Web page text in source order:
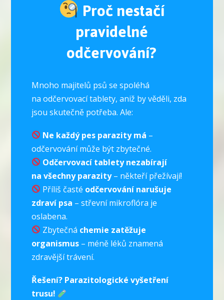
Proč nestačí
pravidelné
odčervování?
Mnoho majitelů psů se spoléhá
na odčervovací tablety, aniž by věděli, zda
jsou skutečně potřeba. Ale:
Ne každý pes parazity má –
odčervování může být zbytečné.
Odčervovací tablety nezabírají
na všechny parazity– někteří přežívají!
Příliš časté odčervování narušuje
zdraví psa – střevní mikroflóra je
oslabena.
Zbytečná chemie zatěžuje
organismus– méně léků znamená
zdravější trávení.
Řešení? Parazitologické vyšetření
trusu!